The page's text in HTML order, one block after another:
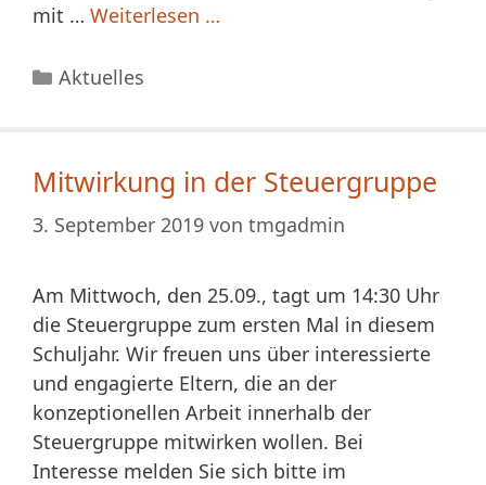
mit … Weiterlesen …
Kategorien
Aktuelles
Mitwirkung in der Steuergruppe
3. September 2019 von tmgadmin
Am Mittwoch, den 25.09., tagt um 14:30 Uhr
die Steuergruppe zum ersten Mal in diesem
Schuljahr. Wir freuen uns über interessierte
und engagierte Eltern, die an der
konzeptionellen Arbeit innerhalb der
Steuergruppe mitwirken wollen. Bei
Interesse melden Sie sich bitte im